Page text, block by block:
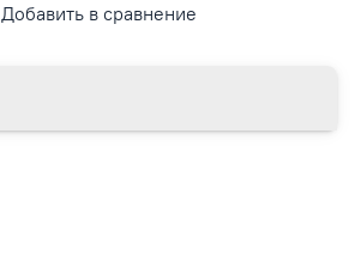
Добавить в сравнение